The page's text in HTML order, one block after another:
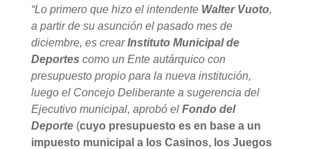
“Lo primero que hizo el intendente Walter Vuoto,
a partir de su asunción el pasado mes de
diciembre, es crearInstituto Municipal de
Deportes como un Ente autárquico con
presupuesto propio para la nueva institución,
luegoel Concejo Deliberante a sugerencia del
Ejecutivo municipal, aprobó el Fondo del
Deporte (cuyo presupuesto es en base a un
impuesto municipal a los Casinos, los Juegos